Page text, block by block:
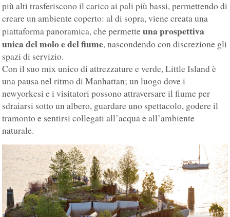
più alti trasferiscono il carico ai pali più bassi, permettendo di
creare un ambiente coperto: al di sopra, viene creata una
piattaforma panoramica, che permetteuna prospettiva
unica del molo e del fiume, nascondendo con discrezione gli
spazi di servizio.
Con il suo mix unico di attrezzature e verde, Little Island è
una pausa nel ritmo di Manhattan; un luogo dove i
newyorkesi e i visitatori possono attraversare il fiume per
sdraiarsi sotto un albero, guardare uno spettacolo, godere il
tramonto e sentirsi collegati all’acqua e all’ambiente
naturale.